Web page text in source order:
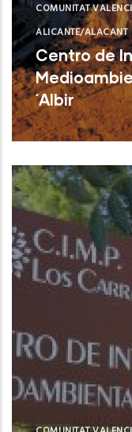
COMUNITAT
ALICANTE/ALACANT
Centro de
´Albir
L'Alfàs del Pi